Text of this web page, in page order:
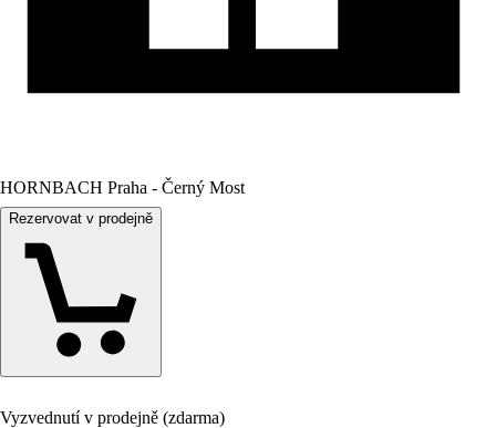
HORNBACH Praha - Černý Most
Rezervovat v prodejně
Vyzvednutí v prodejně (zdarma)